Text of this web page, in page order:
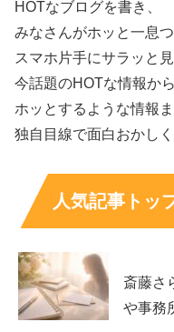
す。
なぜこの話がここまで
あります。
「樹」を“じゅり”と
「ジュリー」という
加えて、芸能界では“名
ることもあり、ファン
す。こうした背景が重な
HOTなブログを書き、
みなさんがホッと一息
スマホ片手にサラッと
今話題のHOTな情報から
ホッとするような情報ま
独自目線で面白おかし
人気記事トッ
斎藤さ
や事務